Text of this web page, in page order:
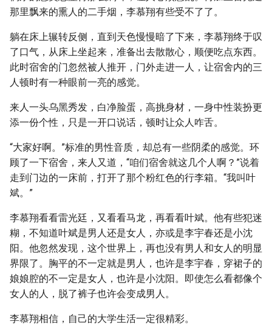
那里飘来的熏人的二手烟，李慕翔有些受不了了。
躺在床上辗转反侧，直到天色慢慢暗了下来，李慕翔终于叹
了口气，从床上坐起来，准备出去散散心，顺便吃点东西。
此时宿舍的门忽然被人推开，门外走进一人，让宿舍内的三
人顿时有一种眼前一亮的感觉。
来人一头乌黑秀发，白净脸蛋，高挑身材，一身中性装扮更
添一份个性，只是一开口说话，顿时让众人咋舌。
“大家好啊。”标准的男性音质，却总有一些阴柔的感觉。环
顾了一下宿舍，来人又道，“咱们宿舍就这几个人啊？”说着
走到门边的一床前，打开了那个粉红色的行李箱。“我叫叶
斌。”
李慕翔看看雷光廷，又看看马龙，再看看叶斌。他有些犯迷
糊，不知道叶斌是男人还是女人，亦或是李宇春还是小沈
阳。他忽然发现，这个世界上，再也没有男人和女人的明显
界限了。胸平的不一定就是男人，也许是李宇春，穿裙子的
娘娘腔的不一定是女人，也许是小沈阳。即使怎么看都像个
女人的人，脱了裤子也许会变成男人。
李慕翔相信，自己的大学生活一定很精彩。